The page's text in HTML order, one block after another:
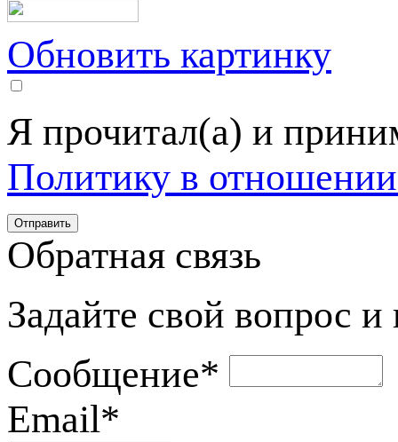
Обновить картинку
Я прочитал(а) и
Политику в
Обратная связь
Задайте свой вопрос
Сообщение*
Email*